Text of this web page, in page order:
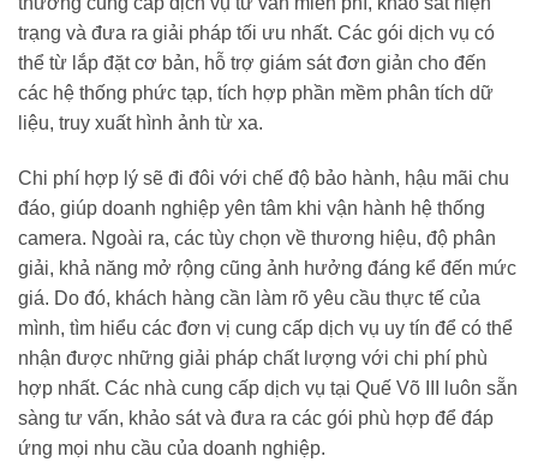
trạng và đưa ra giải pháp tối ưu nhất. Các gói dịch vụ có
thể từ lắp đặt cơ bản, hỗ trợ giám sát đơn giản cho đến
các hệ thống phức tạp, tích hợp phần mềm phân tích dữ
liệu, truy xuất hình ảnh từ xa.
Chi phí hợp lý sẽ đi đôi với chế độ bảo hành, hậu mãi chu
đáo, giúp doanh nghiệp yên tâm khi vận hành hệ thống
camera. Ngoài ra, các tùy chọn về thương hiệu, độ phân
giải, khả năng mở rộng cũng ảnh hưởng đáng kể đến mức
giá. Do đó, khách hàng cần làm rõ yêu cầu thực tế của
mình, tìm hiểu các đơn vị cung cấp dịch vụ uy tín để có thể
nhận được những giải pháp chất lượng với chi phí phù
hợp nhất. Các nhà cung cấp dịch vụ tại Quế Võ III luôn sẵn
sàng tư vấn, khảo sát và đưa ra các gói phù hợp để đáp
ứng mọi nhu cầu của doanh nghiệp.